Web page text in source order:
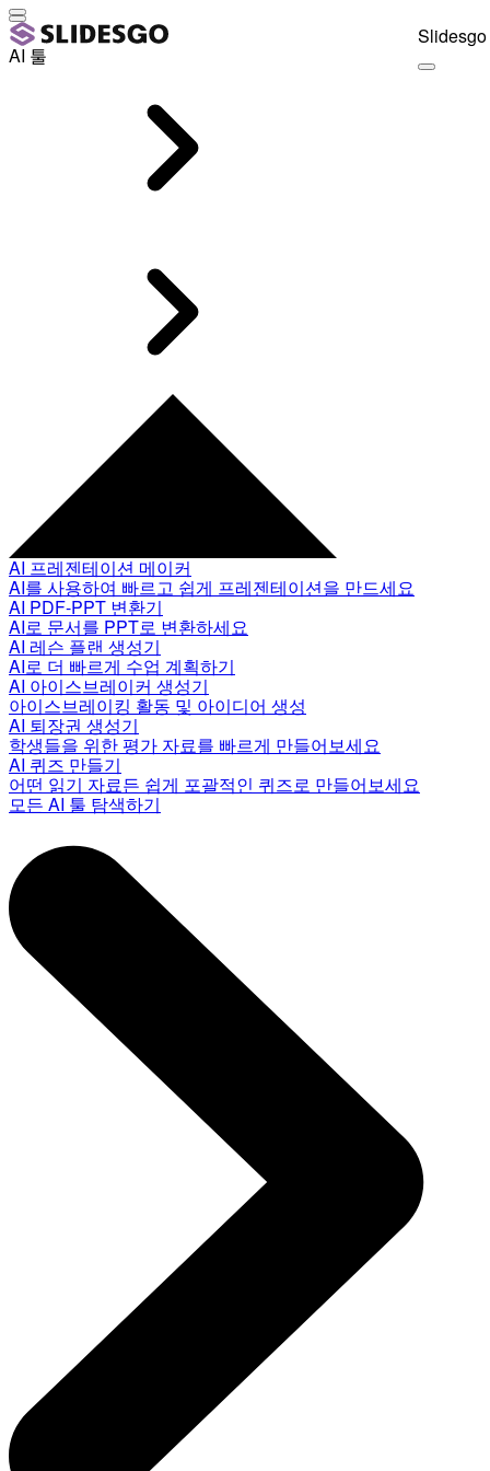
AI 툴
AI 프레젠테이션 메이커
AI를 사용하여 빠르고 쉽게 프레젠테이션을 만드세요
AI PDF-PPT 변환기
AI로 문서를 PPT로 변환하세요
AI 레슨 플랜 생성기
AI로 더 빠르게 수업 계획하기
AI 아이스브레이커 생성기
아이스브레이킹 활동 및 아이디어 생성
AI 퇴장권 생성기
학생들을 위한 평가 자료를 빠르게 만들어보세요
AI 퀴즈 만들기
어떤 읽기 자료든 쉽게 포괄적인 퀴즈로 만들어보세요
모든 AI 툴 탐색하기